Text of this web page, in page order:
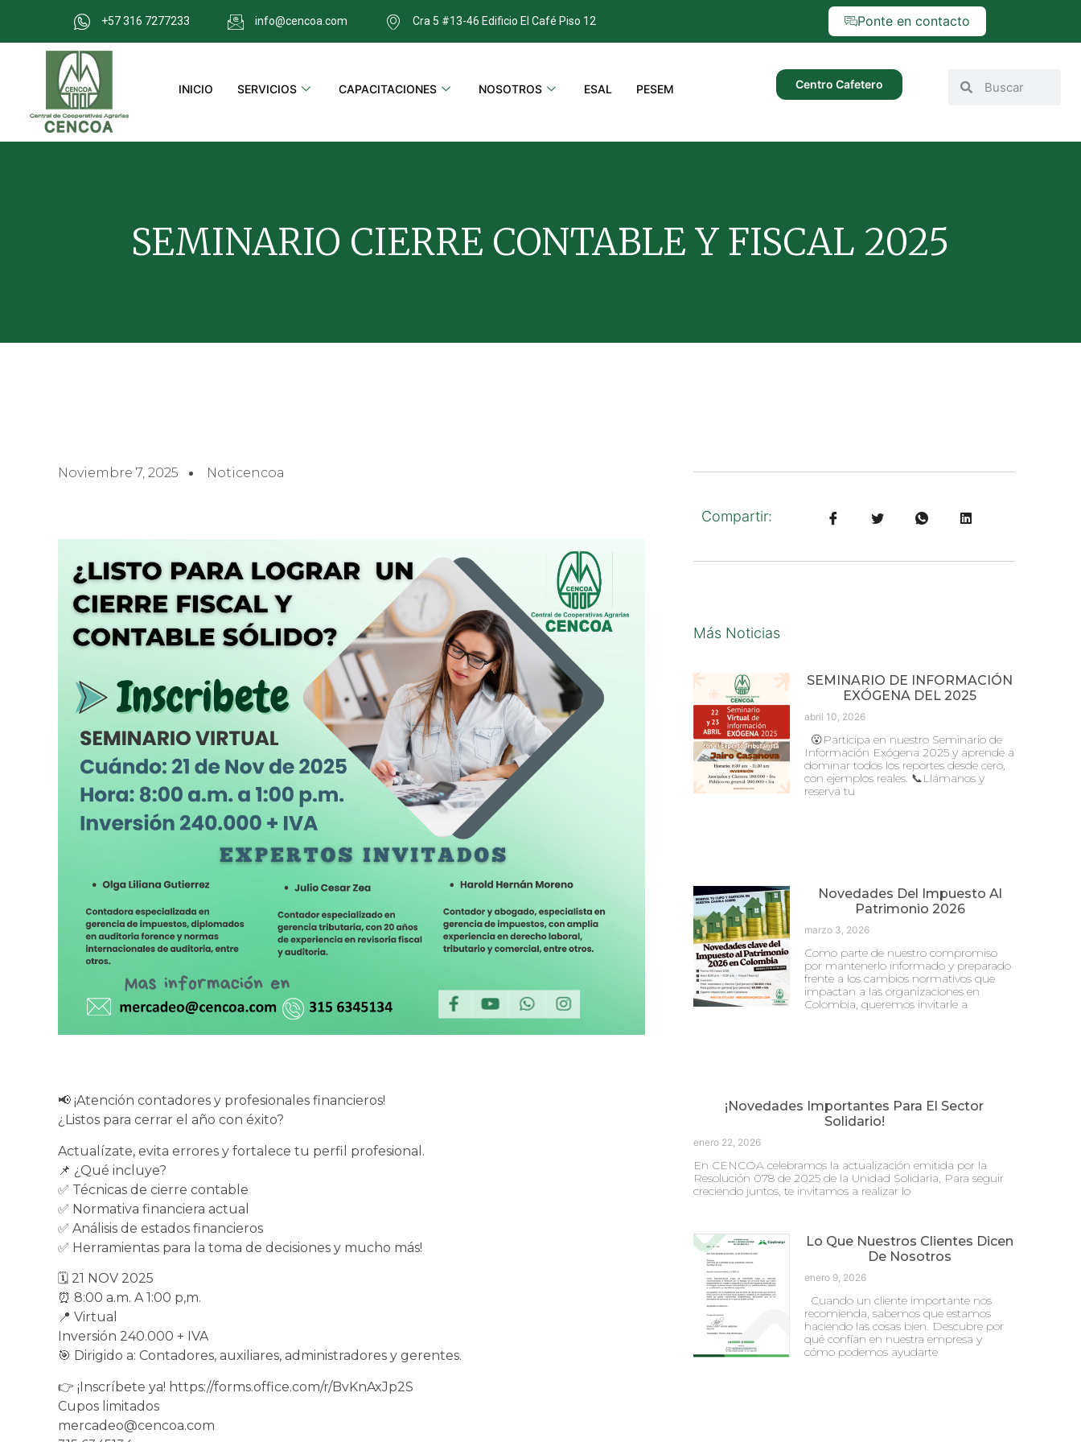
+57 316 7277233 info@cencoa.com Cra 5 #13-46 Edificio El Café Piso 12 Ponte en contacto
INICIO SERVICIOS CAPACITACIONES NOSOTROS ESAL PESEM Centro Cafetero
SEMINARIO CIERRE CONTABLE Y FISCAL 2025
Noviembre 7, 2025 Noticencoa
📢 ¡Atención contadores y profesionales financieros!
¿Listos para cerrar el año con éxito?
Actualízate, evita errores y fortalece tu perfil profesional.
📌 ¿Qué incluye?
✅ Técnicas de cierre contable
✅ Normativa financiera actual
✅ Análisis de estados financieros
✅ Herramientas para la toma de decisiones y mucho más!
🗓️ 21 NOV 2025
⏰ 8:00 a.m. A 1:00 p,m.
📍 Virtual
Inversión 240.000 + IVA
🎯 Dirigido a: Contadores, auxiliares, administradores y gerentes.
👉 ¡Inscríbete ya! https://forms.office.com/r/BvKnAxJp2S
Cupos limitados
mercadeo@cencoa.com
Compartir:
Más Noticias
SEMINARIO DE INFORMACIÓN
EXÓGENA DEL 2025
abril 10, 2026
😮Participa en nuestro Seminario de
Información Exógena 2025 y aprende a
dominar todos los reportes desde cero,
con ejemplos reales. 📞Llámanos y
reserva tu
Novedades Del Impuesto Al
Patrimonio 2026
marzo 3, 2026
Como parte de nuestro compromiso
por mantenerlo informado y preparado
frente a los cambios normativos que
impactan a las organizaciones en
Colombia, queremos invitarle a
¡Novedades Importantes Para El Sector
Solidario!
enero 22, 2026
En CENCOA celebramos la actualización emitida por la
Resolución 078 de 2025 de la Unidad Solidaria, Para seguir
creciendo juntos, te invitamos a realizar lo
Lo Que Nuestros Clientes Dicen
De Nosotros
enero 9, 2026
Cuando un cliente importante nos
recomienda, sabemos que estamos
haciendo las cosas bien. Descubre por
qué confían en nuestra empresa y
cómo podemos ayudarte